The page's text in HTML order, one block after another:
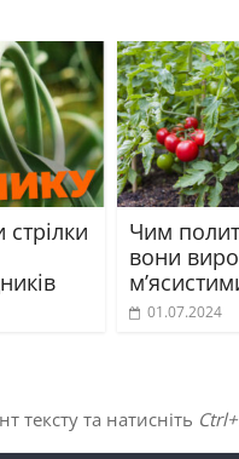
Чим
вони
01.07.2024
тексту та натисніть